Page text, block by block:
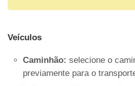
Veículos
Caminhão: selecione o
previamente para o